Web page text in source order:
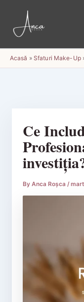
content
Acasă » Sfaturi Make-Up
Ce
By Anca Roșca /